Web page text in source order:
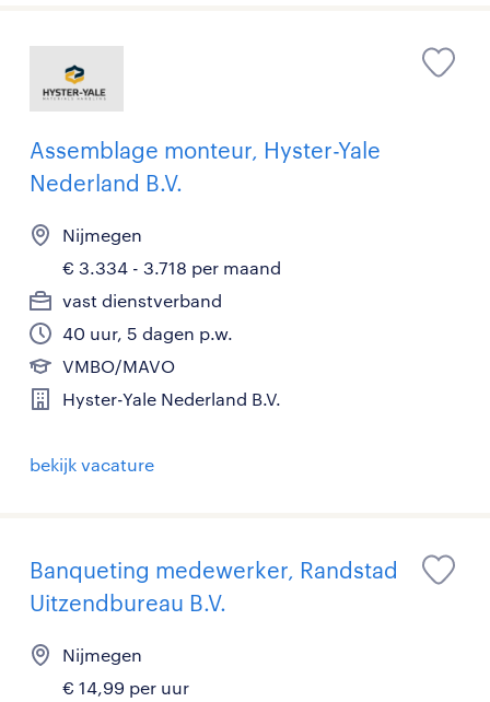
Assemblage monteur, Hyster-Yale
Nederland B.V.
Nijmegen
€ 3.334 - 3.718 per maand
vast dienstverband
40 uur, 5 dagen p.w.
VMBO/MAVO
Hyster-Yale Nederland B.V.
bekijk vacature
Banqueting medewerker, Randstad
Uitzendbureau B.V.
Nijmegen
€ 14,99 per uur